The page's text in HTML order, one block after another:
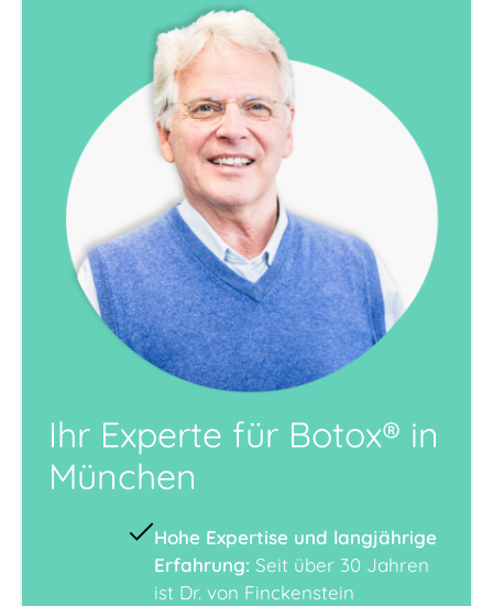
Ihr Experte für Botox® in
München
Hohe Expertise und langjährige
Erfahrung:Seit über 30 Jahren
ist Dr. von Finckenstein